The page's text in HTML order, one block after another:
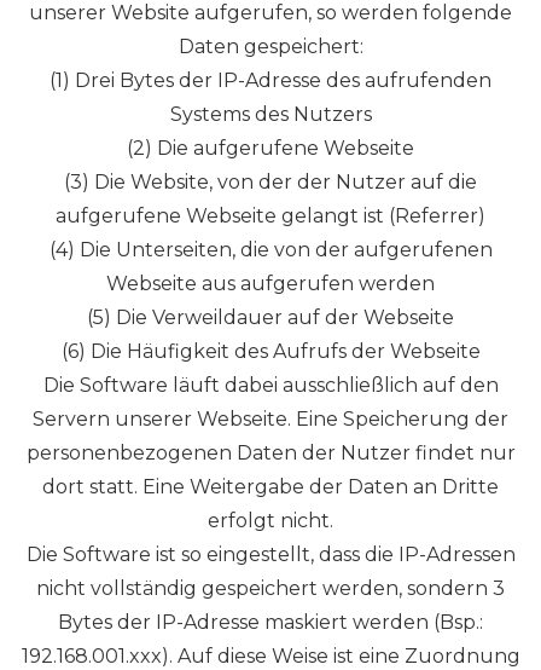
unserer Website aufgerufen, so werden folgende
Daten gespeichert:
(1) Drei Bytes der IP-Adresse des aufrufenden
Systems des Nutzers
(2) Die aufgerufene Webseite
(3) Die Website, von der der Nutzer auf die
aufgerufene Webseite gelangt ist (Referrer)
(4) Die Unterseiten, die von der aufgerufenen
Webseite aus aufgerufen werden
(5) Die Verweildauer auf der Webseite
(6) Die Häufigkeit des Aufrufs der Webseite
Die Software läuft dabei ausschließlich auf den
Servern unserer Webseite. Eine Speicherung der
personenbezogenen Daten der Nutzer findet nur
dort statt. Eine Weitergabe der Daten an Dritte
erfolgt nicht.
Die Software ist so eingestellt, dass die IP-Adressen
nicht vollständig gespeichert werden, sondern 3
Bytes der IP-Adresse maskiert werden (Bsp.:
192.168.001.xxx). Auf diese Weise ist eine Zuordnung